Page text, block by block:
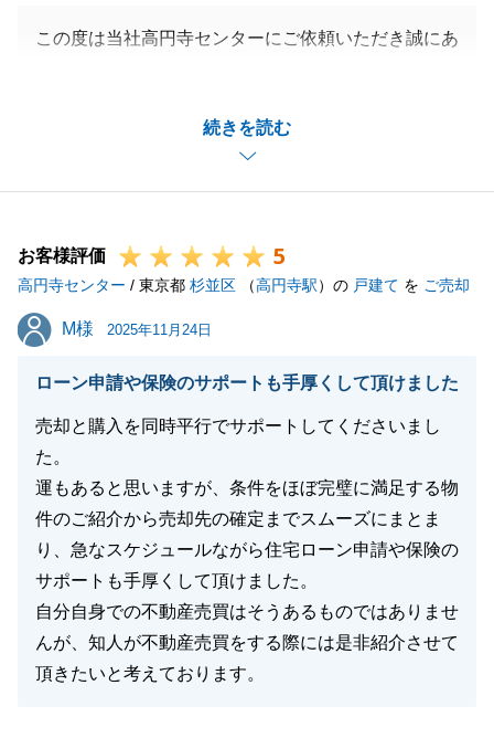
続きを読む
この度は当社高円寺センターにご依頼いただき誠にあ
た件、お住み替え先につきましても、満足いただける
条件でのお探しができず申し訳ございませんでした。
いただいたご意見を真摯に受け止め、今後の営業活動
Ｙ様がお引っ越し、不用品処分、地主様との面談と、
お忙しいところ日時をご調整いただいたおかげで今回
のお取引ができました。改めて感謝申し上げます。
今後とも何卒よろしくお願い申し上げます。
お客様評価 5
高円寺センター / 東京都 杉並区 （高円寺駅）の 戸建て を ご売却
M様
M様 2025年11月24日
ローン申請や保険のサポートも手厚くして頂けました
売却と購入を同時平行でサポートしてくださいまし
た。
運もあると思いますが、条件をほぼ完璧に満足する物
件のご紹介から売却先の確定までスムーズにまとま
り、急なスケジュールながら住宅ローン申請や保険の
サポートも手厚くして頂けました。
自分自身での不動産売買はそうあるものではありませ
んが、知人が不動産売買をする際には是非紹介させて
頂きたいと考えております。